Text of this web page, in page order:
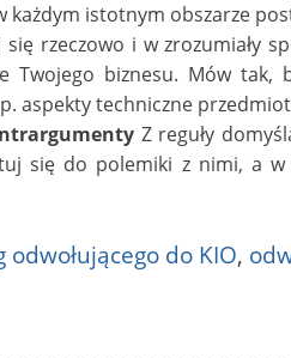
każdym istotnym obszarze
rzeczowo i w zrozumiały
Twojego biznesu. Mów tak,
aspekty techniczne
Z reguły
się do polemiki z nimi, a
odwołującego do KIO,